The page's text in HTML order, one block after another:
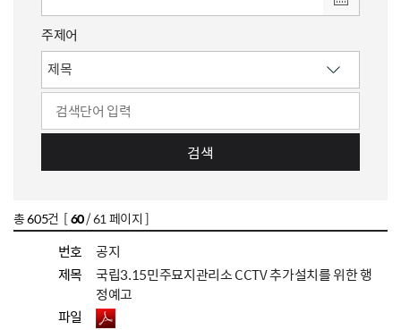
주제어
검색
총605건 [60/ 61 페이지 ]
번호
공지
제목
국립3.15민주묘지관리소 CCTV 추가설치를 위한 행
정예고
파일